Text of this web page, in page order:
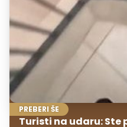
PREBERI ŠE
Turisti na udaru: Ste